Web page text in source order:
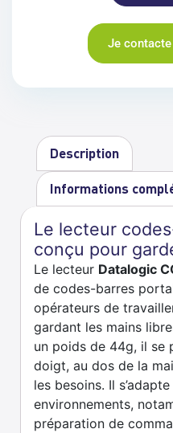
Je
Description
Informations
Le lecteur
conçu pour
Le lecteur Datalogic
de codes-barres
opérateurs de
gardant les mains
un poids de 44g, il se
doigt, au dos de la
les besoins. Il
environnements,
préparation de